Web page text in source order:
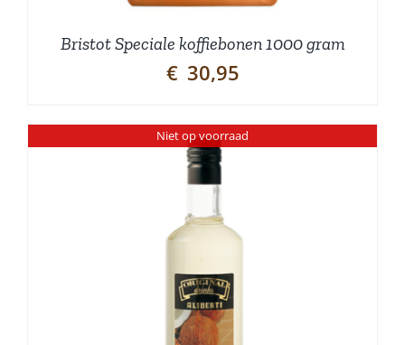
Bristot Speciale koffiebonen 1000 gram
€ 30,95
Niet op voorraad